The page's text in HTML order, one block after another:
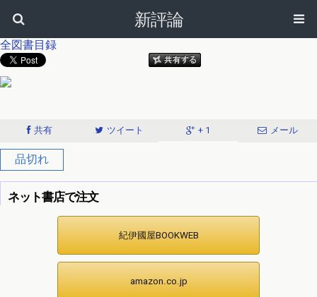
新評論
全図書目録
共有 ツイート + 1 メール
品切れ
ネット書店で注文
紀伊國屋BOOKWEB
amazon.co.jp